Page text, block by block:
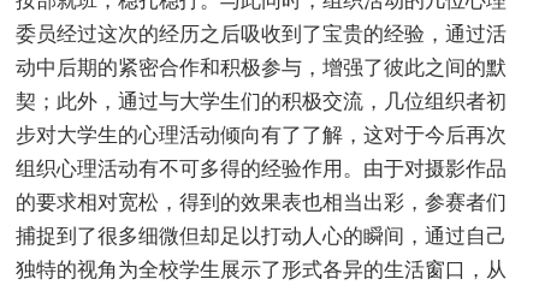
委员经过这次的经历之后吸收到了宝贵的经验，通过活
动中后期的紧密合作和积极参与，增强了彼此之间的默
契；此外，通过与大学生们的积极交流，几位组织者初
步对大学生的心理活动倾向有了了解，这对于今后再次
组织心理活动有不可多得的经验作用。由于对摄影作品
的要求相对宽松，得到的效果表也相当出彩，参赛者们
捕捉到了很多细微但却足以打动人心的瞬间，通过自己
独特的视角为全校学生展示了形式各异的生活窗口，从